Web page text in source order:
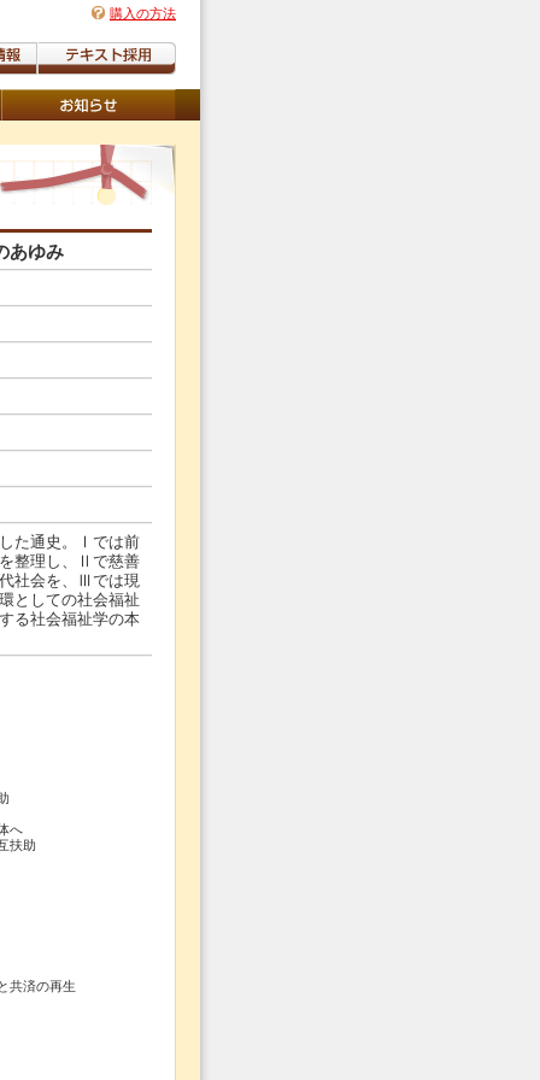
購入の方法
あゆみ
た通史。Ⅰでは前
整理し、Ⅱで慈善
社会を、Ⅲでは現
としての社会福祉
る社会福祉学の本
へ
扶助
済の再生